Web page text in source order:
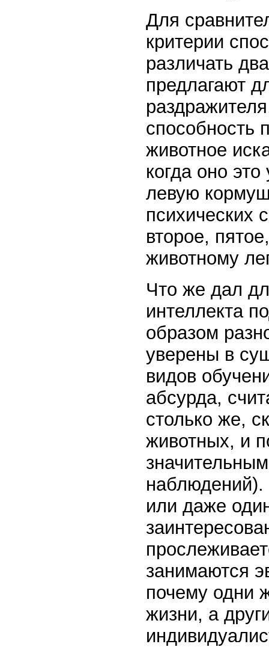
Для
критерии
различать
предлагают
способность
животное
когда оно
левую
психических
второе,
животному
Что же дал
интеллекта
образом
уверены в
видов
абсурда,
столько же,
животных, и
наблюдений).
или даже
занимаются
почему одни
жизни, а